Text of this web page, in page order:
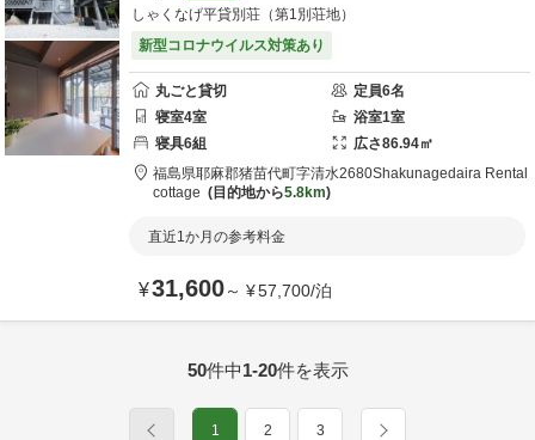
しゃくなげ平貸別荘（第1別荘地）
新型コロナウイルス対策あり
丸ごと貸切 定員6名
寝室4室 浴室1室
寝具6組 広さ86.94㎡
福島県耶麻郡猪苗代町字清水2680Shakunagedaira Rental
cottage
目的地から5.8km
直近1か月の参考料金
¥31,600～ ¥57,700/泊
50件中1-20件を表示
1 2 3